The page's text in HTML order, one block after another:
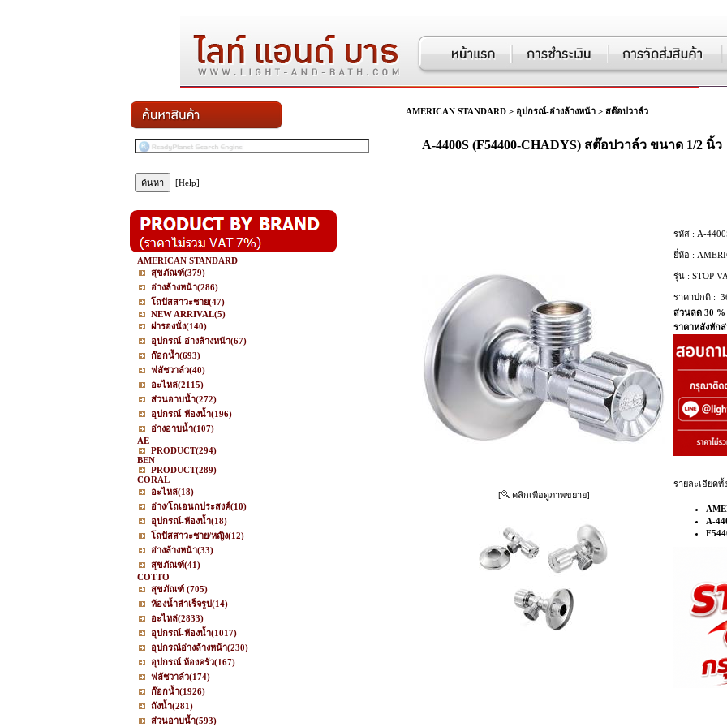
[Help]
AMERICAN STANDARD
สุขภัณฑ์(379)
อ่างล้างหน้า(286)
โถปัสสาวะชาย(47)
NEW ARRIVAL(5)
ฝารองนั่ง(140)
อุปกรณ์-อ่างล้างหน้า(67)
ก๊อกน้ำ(693)
ฟลัชวาล์ว(40)
อะไหล่(2115)
ส่วนอาบน้ำ(272)
อุปกรณ์-ห้องน้ำ(196)
อ่างอาบน้ำ(107)
AE
PRODUCT(294)
BEN
PRODUCT(289)
CORAL
อะไหล่(18)
อ่าง/โถเอนกประสงค์(10)
อุปกรณ์-ห้องน้ำ(18)
โถปัสสาวะชาย/หญิง(12)
อ่างล้างหน้า(33)
สุขภัณฑ์(41)
COTTO
สุขภัณฑ์ (705)
ห้องน้ำสำเร็จรูป(14)
อะไหล่(2833)
อุปกรณ์-ห้องน้ำ(1017)
อุปกรณ์อ่างล้างหน้า(230)
อุปกรณ์ ห้องครัว(167)
ฟลัชวาล์ว(174)
ก๊อกน้ำ(1926)
ถังน้ำ(281)
ส่วนอาบน้ำ(593)
AMERICAN STANDARD > อุปกรณ์-อ่างล้างหน้า > สต๊อปวาล์ว
A-4400S (F54400-CHADYS) สต๊อปวาล์ว ขนาด 1/2 นิ้
[ คลิกเพื่อดูภาพขยาย]
รหัส : A-
ยี่ห้อ :
รุ่น : STOP
ราคาปกติ :
ส่วนลด 30 %
ราคาหลังหัก
รายละเอียดทั้
A-